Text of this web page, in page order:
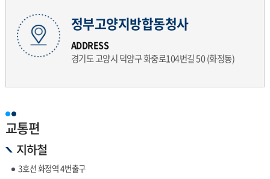
정부고양지방합동청사
ADDRESS
경기도 고양시 덕양구 화중로104번길 50 (화정동)
교통편
지하철
3호선 화정역 4번출구